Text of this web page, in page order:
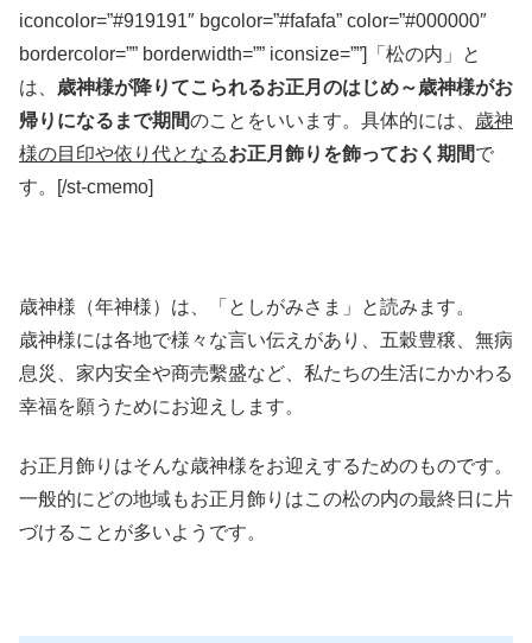
iconcolor=”#919191″ bgcolor=”#fafafa” color=”#000000″
bordercolor=”” borderwidth=”” iconsize=””]「松の内」と
は、 歳神様が降りてこられるお正月のはじめ～歳神様がお
帰りになるまで期間のことをいいます。具体的には、 歳神
様の目印や依り代となるお正月飾りを飾っておく期間で
す。[/st-cmemo]
歳神様（年神様）は、「としがみさま」と読みます。
歳神様には各地で様々な言い伝えがあり、五穀豊穣、無病
息災、家内安全や商売繫盛など、私たちの生活にかかわる
幸福を願うためにお迎えします。
お正月飾りはそんな歳神様をお迎えするためのものです。
一般的にどの地域もお正月飾りはこの松の内の最終日に片
づけることが多いようです。